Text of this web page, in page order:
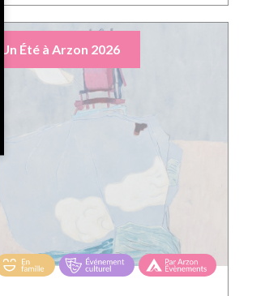
Un Été à Arzon 2026